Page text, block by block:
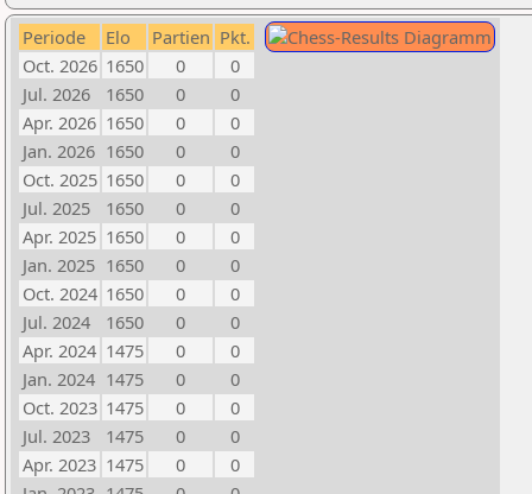
Periode Elo Partien Pkt.
Oct. 2026 1650 0
0
Jul. 2026
1650 0
0
Apr. 2026 1650 0
0
Jan. 2026 1650 0
0
Oct. 2025 1650 0
0
Jul. 2025
1650 0
0
Apr. 2025 1650 0
0
Jan. 2025 1650 0
0
Oct. 2024 1650 0
0
Jul. 2024
1650 0
0
Apr. 2024 1475 0
0
Jan. 2024 1475 0
0
Oct. 2023 1475 0
0
Jul. 2023
1475 0
0
Apr. 2023 1475 0
0